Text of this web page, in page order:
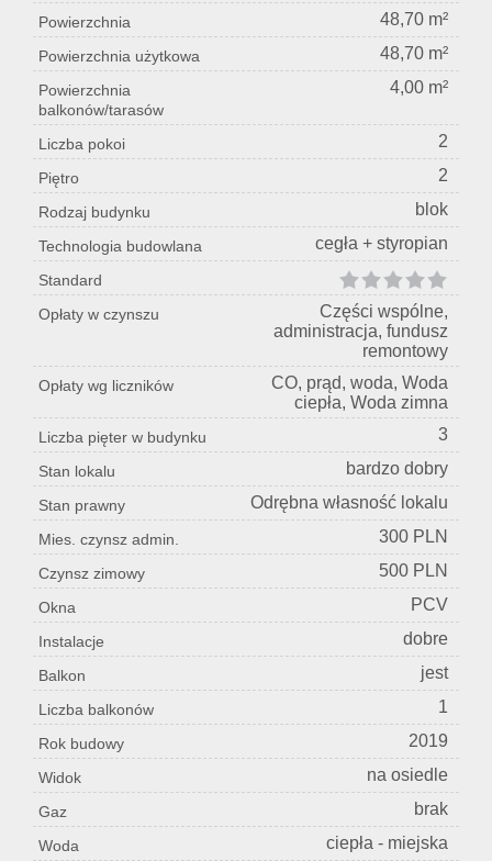
Powierzchnia 48,70 m²
Powierzchnia użytkowa 48,70 m²
Powierzchnia
balkonów/tarasów
4,00 m²
Liczba pokoi 2
Piętro 2
Rodzaj budynku blok
Technologia budowlana cegła + styropian
Standard
Opłaty w czynszu
Części wspólne,
administracja, fundusz
remontowy
Opłaty wg liczników
CO, prąd, woda, Woda
ciepła, Woda zimna
Liczba pięter w budynku 3
Stan lokalu bardzo dobry
Stan prawny Odrębna własność lokalu
Mies. czynsz admin. 300 PLN
Czynsz zimowy 500 PLN
Okna PCV
Instalacje dobre
Balkon jest
Liczba balkonów 1
Rok budowy 2019
Widok na osiedle
Gaz brak
Woda ciepła - miejska